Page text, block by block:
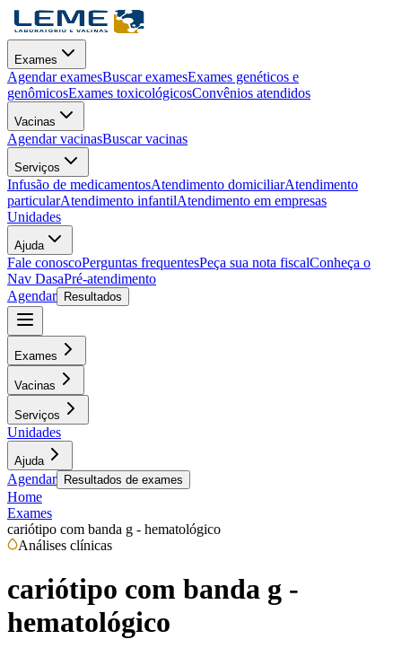
Exames
Agendar examesBuscar examesExames genéticos e
genômicosExames toxicológicosConvênios atendidos
Vacinas
Agendar vacinasBuscar vacinas
Serviços
Infusão de medicamentosAtendimento domiciliarAtendimento
particularAtendimento infantilAtendimento em empresas
Unidades
Ajuda
Fale conoscoPerguntas frequentesPeça sua nota fiscalConheça o
Nav DasaPré-atendimento
Agendar
Resultados
Exames
Vacinas
Serviços
Unidades
Ajuda
Agendar Resultados de exames
Home
Exames
cariótipo com banda g - hematológico
Análises clínicas
cariótipo com banda g -
hematológico